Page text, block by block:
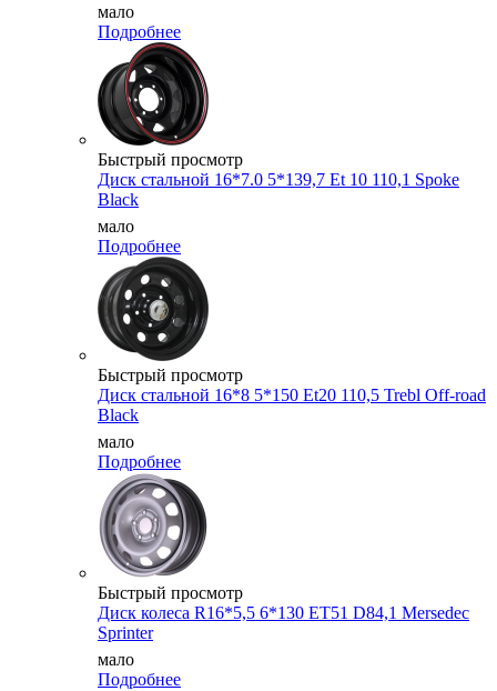
мало
Подробнее
Быстрый просмотр
Диск стальной 16*7.0 5*139,7 Et 10 110,1 Spoke
Black
мало
Подробнее
Быстрый просмотр
Диск стальной 16*8 5*150 Et20 110,5 Trebl Off-road
Black
мало
Подробнее
Быстрый просмотр
Диск колеса R16*5,5 6*130 ET51 D84,1 Mersedec
Sprinter
мало
Подробнее